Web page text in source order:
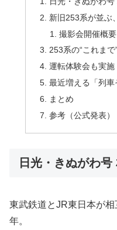
新旧253系が並ぶ
撮影会開催概要
253系の“これまで
運転体験会も実施
最近増える「列車
まとめ
参考（公式発表）
日光・きぬがわ
東武鉄道とJR東日本が
年。